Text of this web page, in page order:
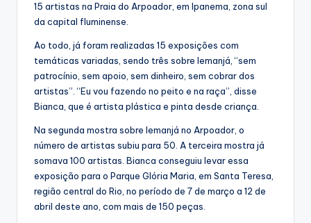
15 artistas na Praia do Arpoador, em Ipanema, zona sul
da capital fluminense.
Ao todo, já foram realizadas 15 exposições com
temáticas variadas, sendo três sobre Iemanjá, “sem
patrocínio, sem apoio, sem dinheiro, sem cobrar dos
artistas”. “Eu vou fazendo no peito e na raça”, disse
Bianca, que é artista plástica e pinta desde criança.
Na segunda mostra sobre Iemanjá no Arpoador, o
número de artistas subiu para 50. A terceira mostra já
somava 100 artistas. Bianca conseguiu levar essa
exposição para o Parque Glória Maria, em Santa Teresa,
região central do Rio, no período de 7 de março a 12 de
abril deste ano, com mais de 150 peças.